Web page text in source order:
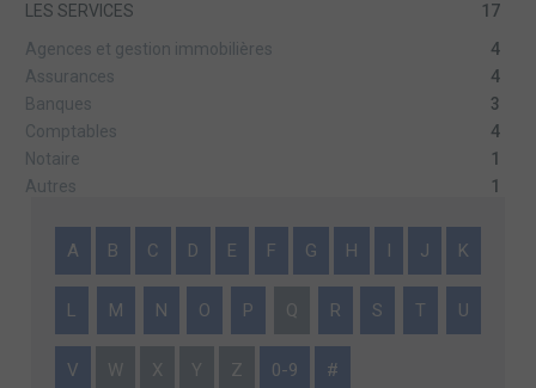
LES SERVICES
17
Agences et gestion immobilières
4
Assurances
4
Banques
3
Comptables
4
Notaire
1
Autres
1
A B C D E F G H I J K
L M N O P Q R S T U
V W X Y Z 0-9 #